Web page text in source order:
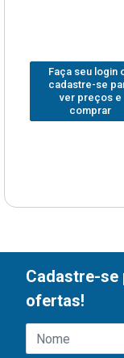
Faça seu login
cadastre-se
ver preços e
comprar
Cadastre-se
ofertas!